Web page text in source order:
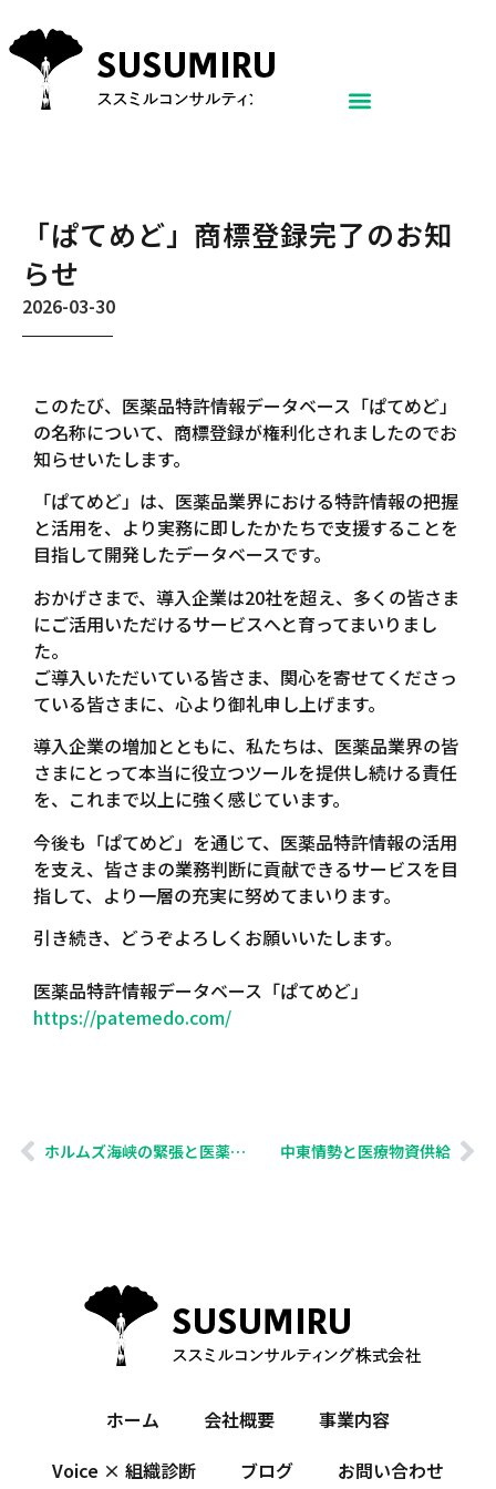
「ぱてめど」商標登録完了のお知
らせ
2026-03-30
このたび、医薬品特許情報データベース「ぱてめど」
の名称について、商標登録が権利化されましたのでお
知らせいたします。
「ぱてめど」は、医薬品業界における特許情報の把握
と活用を、より実務に即したかたちで支援することを
目指して開発したデータベースです。
おかげさまで、導入企業は20社を超え、多くの皆さま
にご活用いただけるサービスへと育ってまいりまし
た。
ご導入いただいている皆さま、関心を寄せてくださっ
ている皆さまに、心より御礼申し上げます。
導入企業の増加とともに、私たちは、医薬品業界の皆
さまにとって本当に役立つツールを提供し続ける責任
を、これまで以上に強く感じています。
今後も「ぱてめど」を通じて、医薬品特許情報の活用
を支え、皆さまの業務判断に貢献できるサービスを目
指して、より一層の充実に努めてまいります。
引き続き、どうぞよろしくお願いいたします。
医薬品特許情報データベース「ぱてめど」
https://patemedo.com/
ホルムズ海峡の緊張と医薬品供給――ナフサから見える“見えにくいリスク” 中東情勢と医療物資供給
ホーム 会社概要
事業内容
Voice × 組織診断
ブログ お問い合わせ